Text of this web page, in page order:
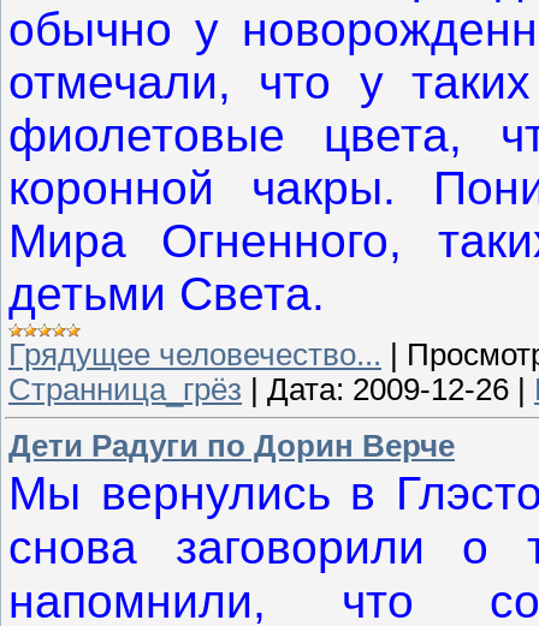
обычно у
отмечали, что у
фиолетовые цвета,
коронной чакры.
Мира Огненного,
детьми Света.
Грядущее человечество... |
Странница_грёз | Дата: 2009-12-26 |
Дети Радуги по Дорин Верче
Мы вернулись в
снова заговорили
напомнили, что